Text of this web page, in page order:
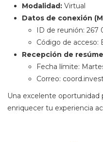
Modalidad: Virtual
Datos de conexión
ID de reunión: 267
Código de acceso:
Recepción de
Fecha límite:
Correo:
Una excelente oportunidad
enriquecer tu experiencia